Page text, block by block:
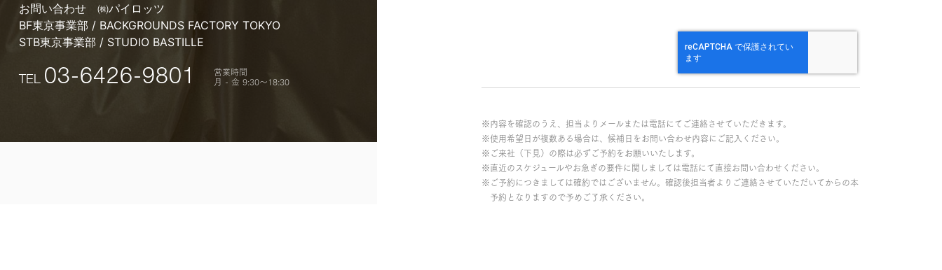
お問い合わせ
㈱パイロッツ
BF東京事業部 / BACKGROUNDS FACTORY TOKYO
STB東京事業部 / STUDIO BASTILLE
TEL 03-6426-9801 営業時間
月 - 金 9:30〜18:30
※内容を確認のうえ、担当よりメールまたは電話にてご連絡させていただきます。
※使用希望日が複数ある場合は、候補日をお問い合わせ内容にご記入ください。
※ご来社（下見）の際は必ずご予約をお願いいたします。
※直近のスケジュールやお急ぎの要件に関しましては電話にて直接お問い合わせください。
※ご予約につきましては確約ではございません。確認後担当者よりご連絡させていただいてからの本
予約となりますので予めご了承ください。